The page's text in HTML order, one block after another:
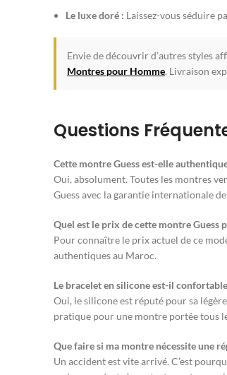
Le luxe doré : Laissez-vous séduire
Envie de découvrir d’autres styles
Montres pour Homme. Livraison
Questions
Cette montre Guess est-elle
Oui, absolument. Toutes les montres
Guess avec la garantie internationale de
Quel est le prix de cette montre Guess
Pour connaître le prix actuel de ce
authentiques au Maroc.
Le bracelet en silicone est-il
Oui, le silicone est réputé pour sa
pratique pour une montre portée tous
Que faire si ma montre nécessite une
Un accident est vite arrivé. C’est